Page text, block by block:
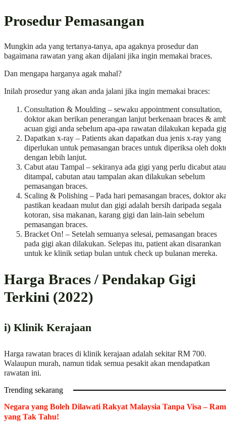
Prosedur Pemasangan
Mungkin ada yang tertanya-tanya, apa agaknya prosedur dan
bagaimana rawatan yang akan dijalani jika ingin memakai braces.
Dan mengapa harganya agak mahal?
Inilah prosedur yang akan anda jalani jika ingin memakai braces:
Consultation & Moulding – sewaku appointment consultation,
doktor akan berikan penerangan lanjut berkenaan braces &
acuan gigi anda sebelum apa-apa rawatan dilakukan kepada
Dapatkan x-ray – Patients akan dapatkan dua jenis x-ray yang
diperlukan untuk pemasangan braces untuk diperiksa oleh
dengan lebih lanjut.
Cabut atau Tampal – sekiranya ada gigi yang perlu dicabut atau
ditampal, cabutan atau tampalan akan dilakukan sebelum
pemasangan braces.
Scaling & Polishing – Pada hari pemasangan braces, doktor
pastikan keadaan mulut dan gigi adalah bersih daripada segala
kotoran, sisa makanan, karang gigi dan lain-lain sebelum
pemasangan braces.
Bracket On! – Setelah semuanya selesai, pemasangan braces
pada gigi akan dilakukan. Selepas itu, patient akan disarankan
untuk ke klinik setiap bulan untuk check up bulanan mereka.
Harga Braces / Pendakap Gigi
Terkini (2022)
i) Klinik Kerajaan
Harga rawatan braces di klinik kerajaan adalah sekitar RM 700.
Walaupun murah, namun tidak semua pesakit akan mendapatkan
rawatan ini.
Trending sekarang
Negara yang Boleh Dilawati Rakyat Malaysia Tanpa Visa –
yang Tak Tahu!